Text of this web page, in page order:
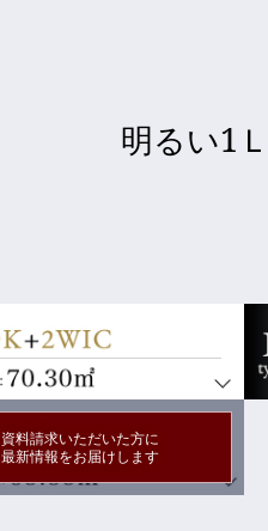
明るい1
資料請求いただいた方に
最新情報をお届けします